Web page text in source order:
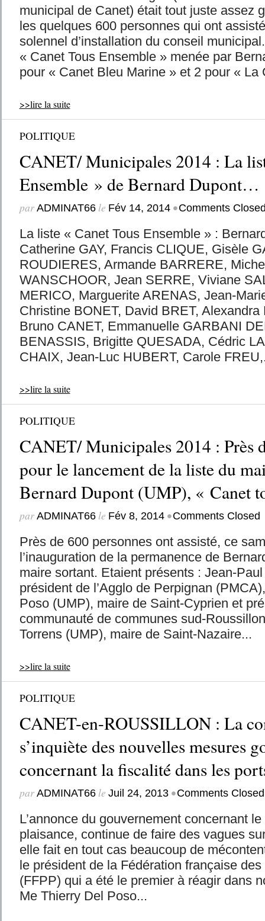
municipal de Canet) était tout juste assez
les quelques 600 personnes qui ont
solennel d’installation du conseil
« Canet Tous Ensemble » menée par
pour « Canet Bleu Marine » et 2 pour « La
>>lire la suite
POLITIQUE
CANET/ Municipales 2014 : La
Ensemble » de Bernard Dupont…
par ADMINAT66le Fév 14, 2014 •Comments
La liste « Canet Tous Ensemble » :
Catherine GAY, Francis CLIQUE, Gisèle
ROUDIERES, Armande BARRERE,
WANSCHOOR, Jean SERRE, Viviane
MERICO, Marguerite ARENAS, Jean-
Christine BONET, David BRET,
Bruno CANET, Emmanuelle GARBANI
BENASSIS, Brigitte QUESADA, Cédric
CHAIX, Jean-Luc HUBERT, Carole
>>lire la suite
POLITIQUE
CANET/ Municipales 2014 : Près
pour le lancement de la liste du
Bernard Dupont (UMP), « Canet
par ADMINAT66le Fév 8, 2014 •Comments Closed
Près de 600 personnes ont assisté, ce
l’inauguration de la permanence de
maire sortant. Etaient présents : Jean-
président de l’Agglo de Perpignan
Poso (UMP), maire de Saint-Cyprien et
communauté de communes sud-
Torrens (UMP), maire de Saint-Nazaire...
>>lire la suite
POLITIQUE
CANET-en-ROUSSILLON : La
s’inquiète des nouvelles mesures
concernant la fiscalité dans les
par ADMINAT66le Juil 24, 2013 •Comments Closed
L’annonce du gouvernement concernant
plaisance, continue de faire des vagues
elle fait en tout cas beaucoup de
le président de la Fédération française
(FFPP) qui a été le premier à réagir dans
Me Thierry Del Poso...